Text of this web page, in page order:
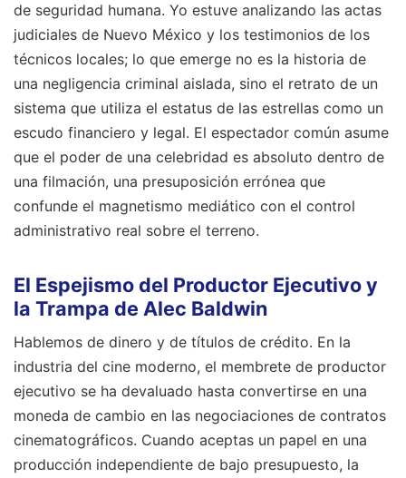
de seguridad humana. Yo estuve analizando las actas
judiciales de Nuevo México y los testimonios de los
técnicos locales; lo que emerge no es la historia de
una negligencia criminal aislada, sino el retrato de un
sistema que utiliza el estatus de las estrellas como un
escudo financiero y legal. El espectador común asume
que el poder de una celebridad es absoluto dentro de
una filmación, una presuposición errónea que
confunde el magnetismo mediático con el control
administrativo real sobre el terreno.
El Espejismo del Productor Ejecutivo y
la Trampa de Alec Baldwin
Hablemos de dinero y de títulos de crédito. En la
industria del cine moderno, el membrete de productor
ejecutivo se ha devaluado hasta convertirse en una
moneda de cambio en las negociaciones de contratos
cinematográficos. Cuando aceptas un papel en una
producción independiente de bajo presupuesto, la